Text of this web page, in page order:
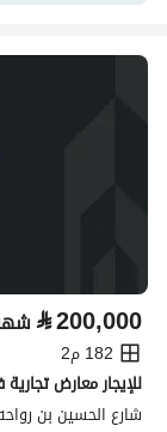
⃁200,000
182 م2
للإيجار معارض
شارع الحسين بن